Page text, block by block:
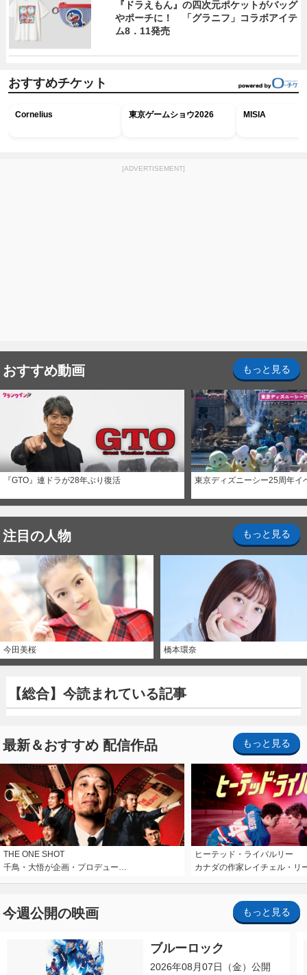
『ドラえもん』の四次元ポケットがバッグ
やポーチに！ 「グラニフ」コラボアイテ
ム8．11発売
おすすめチケット
Cornelius 東京ゲームショウ2026 MISIA
[ADVERTISEMENT]
おすすめ動画 もっと見る
『GTO』連ドラが28年ぶり復活 東京ディズニーシー25周年イ
注目の人物 もっと見る
今田美桜 橋本環奈
【総合】今読まれている記事
最新＆おすすめ 配信作品 もっと見る
THE ONE SHOT
千鳥・大悟が企画・プロデュー…
ヒーテッド・ライバルリー
カナダの作家レイチェル・リ
今週公開の映画 もっと見る
ブルーロック
2026年08月07日（金）公開